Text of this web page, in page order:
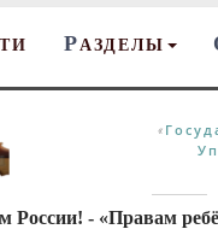
Р АЗДЕЛЫ
«
России! - «Правам